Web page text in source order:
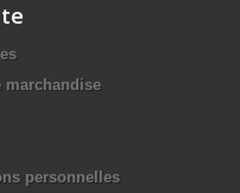
marchandise
personnelles